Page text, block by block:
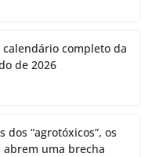
calendário completo da
de 2026
dos “agrotóxicos”, os
abrem uma brecha